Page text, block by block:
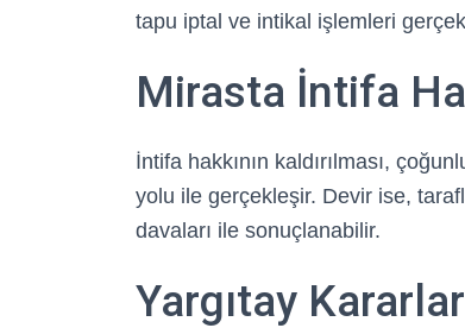
tapu iptal ve intikal işlemleri
Mirasta İntifa
İntifa hakkının kaldırılması,
yolu ile gerçekleşir. Devir ise,
davaları ile sonuçlanabilir.
Yargıtay